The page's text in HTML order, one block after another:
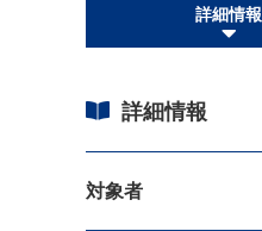
詳細情報
詳細情報
対象者